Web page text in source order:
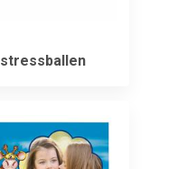
stressballen